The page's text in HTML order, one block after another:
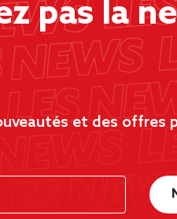
pas la
et des offres